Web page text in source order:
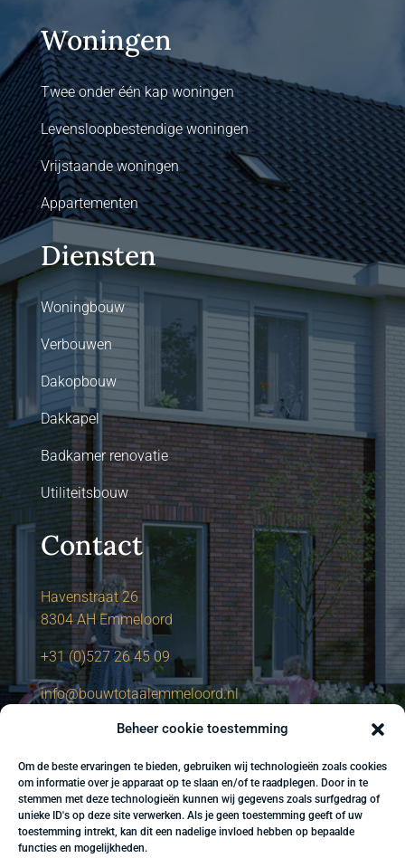
Beheer cookie toestemming
Om de beste ervaringen te bieden, gebruiken wij technologieën zoals cookies
om informatie over je apparaat op te slaan en/of te raadplegen. Door in te
stemmen met deze technologieën kunnen wij gegevens zoals surfgedrag of
unieke ID's op deze site verwerken. Als je geen toestemming geeft of uw
toestemming intrekt, kan dit een nadelige invloed hebben op bepaalde
functies en mogelijkheden.
Woningen
Twee onder één kap woningen
Levensloopbestendige woningen
Vrijstaande woningen
Appartementen
Diensten
Woningbouw
Verbouwen
Dakopbouw
Dakkapel
Badkamer renovatie
Utiliteitsbouw
Contact
Havenstraat 26
8304 AH Emmeloord
+31 (0)527 26 45 09
info@bouwtotaalemmeloord.nl